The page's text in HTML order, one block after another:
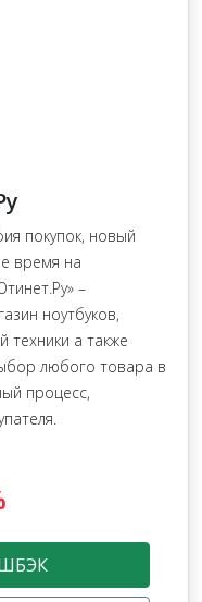
покупок, новый
время на
–
ноутбуков,
а также
любого товара в
процесс,